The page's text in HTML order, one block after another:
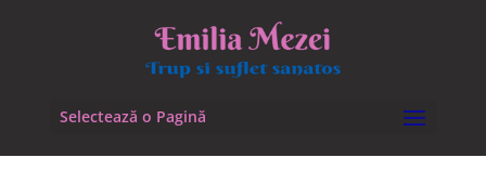
Selectează o Pagină